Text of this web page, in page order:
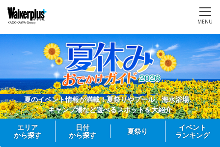
MENU
夏のイベント情報が満載！夏祭りやプール、海水浴場、
キャンプ場など遊べるスポットを大紹介
エリア
から探す
日付
から探す
夏祭り
イベント
ランキング